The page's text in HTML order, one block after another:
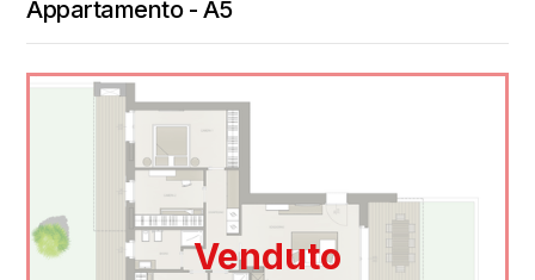
Appartamento - A5
Venduto